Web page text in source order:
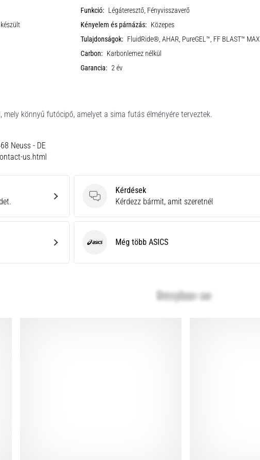
Funkció: Légáteresztő, Fényvisszaverő
Kényelem és párnázás: Közepes
Tulajdonságok: FluidRide®, AHAR, PureGEL™, FF BLAST™ MAX
Carbon: Karbonlemez nélkül
Garancia: 2 év
mely könnyű futócipő, amelyet a sima futás élményére terveztek.
Neuss - DE
us.html
Kérdések
Kérdések
Kérdezz bármit, amit szeretnél
ASICS Még több ASICS